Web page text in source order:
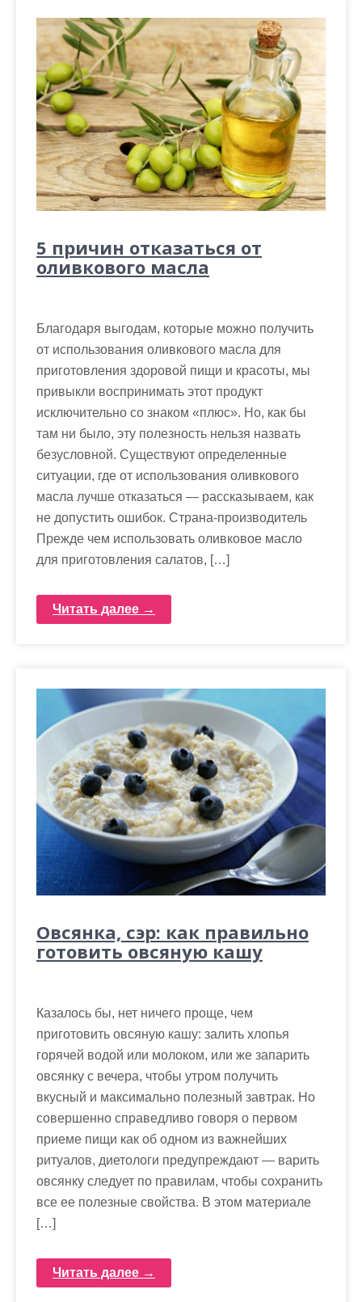
5 причин отказаться от
оливкового масла
Благодаря выгодам, которые можно получить
от использования оливкового масла для
приготовления здоровой пищи и красоты, мы
привыкли воспринимать этот продукт
исключительно со знаком «плюс». Но, как бы
там ни было, эту полезность нельзя назвать
безусловной. Существуют определенные
ситуации, где от использования оливкового
масла лучше отказаться — рассказываем, как
не допустить ошибок. Страна-производитель
Прежде чем использовать оливковое масло
для приготовления салатов, […]
Читать далее →
Овсянка, сэр: как правильно
готовить овсяную кашу
Казалось бы, нет ничего проще, чем
приготовить овсяную кашу: залить хлопья
горячей водой или молоком, или же запарить
овсянку с вечера, чтобы утром получить
вкусный и максимально полезный завтрак. Но
совершенно справедливо говоря о первом
приеме пищи как об одном из важнейших
ритуалов, диетологи предупреждают — варить
овсянку следует по правилам, чтобы сохранить
все ее полезные свойства. В этом материале
[…]
Читать далее →